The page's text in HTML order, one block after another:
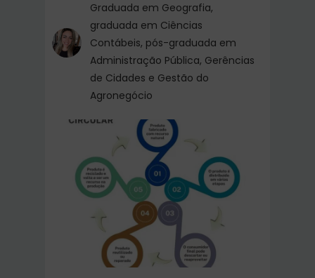
Graduada em Geografia,
graduada em Ciências
Contábeis, pós-graduada em
Administração Pública, Gerências
de Cidades e Gestão do
Agronegócio